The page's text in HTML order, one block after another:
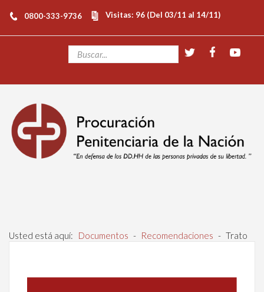
0800-333-9736 Visitas: 96 (Del 03/11 al 14/11)
Usted está aquí: Documentos - Recomendaciones - Trato